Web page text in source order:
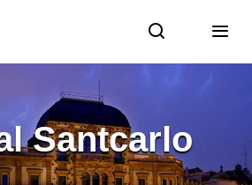
Santcarlo